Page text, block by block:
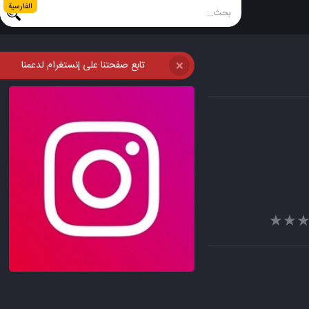
الفارسية
تابع صفحتنا على إنستغرام لدعمنا ❌